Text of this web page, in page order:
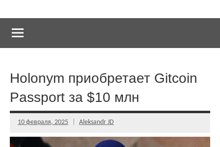
Holonym приобретает Gitcoin
Passport за $10 млн
10 февраля, 2025 Aleksandr JD